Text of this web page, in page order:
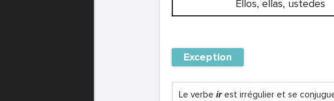
Ellos, ellas, ustedes
Exception
Le verbe irest irrégulier et se